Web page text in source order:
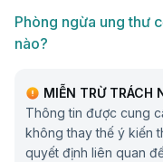
Phòng ngừa ung thư
nào?
MIỄN TRỪ TRÁCH
Thông tin được cung
không thay thế ý kiến
quyết định liên quan